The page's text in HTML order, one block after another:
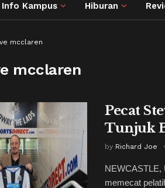
Info Kampus Hiburan
mcclaren
mcclaren
Pecat
Tunjuk
by Richard Joe
NEWCASTLE,
memecat